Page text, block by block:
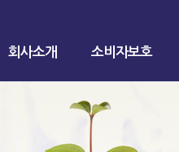
회사소개 소비자보호